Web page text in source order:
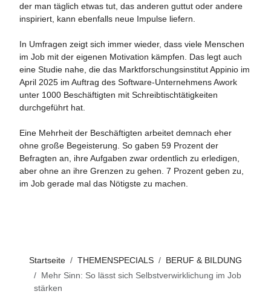
der man täglich etwas tut, das anderen guttut oder andere
inspiriert, kann ebenfalls neue Impulse liefern.
In Umfragen zeigt sich immer wieder, dass viele Menschen
im Job mit der eigenen Motivation kämpfen. Das legt auch
eine Studie nahe, die das Marktforschungsinstitut Appinio im
April 2025 im Auftrag des Software-Unternehmens Awork
unter 1000 Beschäftigten mit Schreibtischtätigkeiten
durchgeführt hat.
Eine Mehrheit der Beschäftigten arbeitet demnach eher
ohne große Begeisterung. So gaben 59 Prozent der
Befragten an, ihre Aufgaben zwar ordentlich zu erledigen,
aber ohne an ihre Grenzen zu gehen. 7 Prozent geben zu,
im Job gerade mal das Nötigste zu machen.
Startseite THEMENSPECIALS
BERUF & BILDUNG
Mehr Sinn: So lässt sich Selbstverwirklichung im Job
stärken